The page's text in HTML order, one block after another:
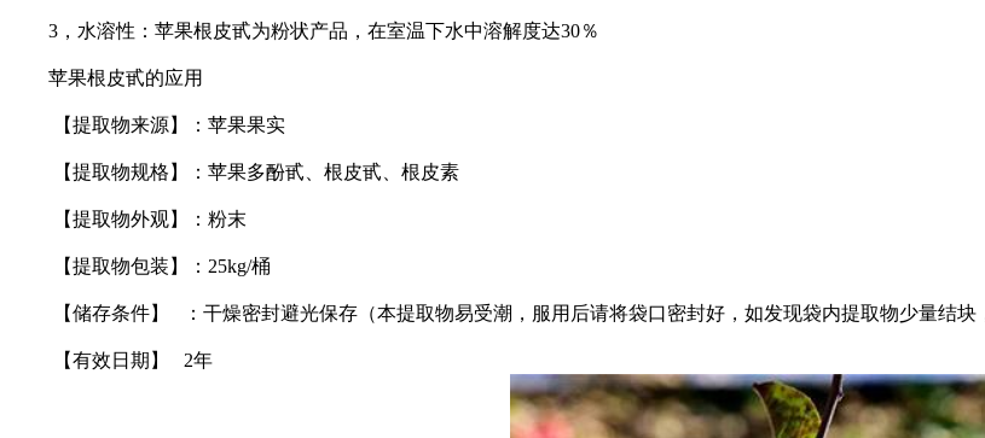
3，水溶性：苹果根皮甙为粉状产品，在室温下水中溶解度达30％
苹果根皮甙的应用
【提取物来源】：苹果果实
【提取物规格】：苹果多酚甙、根皮甙、根皮素
【提取物外观】：粉末
【提取物包装】：25kg/桶
【储存条件】 ：干燥密封避光保存（本提取物易受潮，服用后请将袋口密封好，如发现袋内提取物少量结块
【有效日期】 2年